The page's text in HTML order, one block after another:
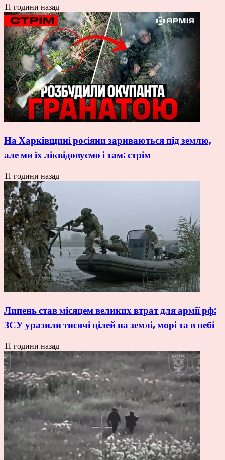
11 години назад
На Харківщині росіяни зариваються під землю,
але ми їх ліквідовуємо і там: стрім
11 години назад
Липень став місяцем великих втрат для армії рф:
ЗСУ уразили тисячі цілей на землі, морі та в небі
11 години назад